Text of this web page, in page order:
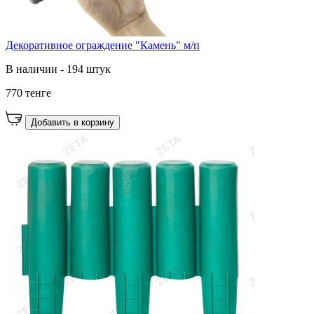
Декоративное ограждение "Камень" м/п
В наличии - 194 штук
770 тенге
Добавить в корзину